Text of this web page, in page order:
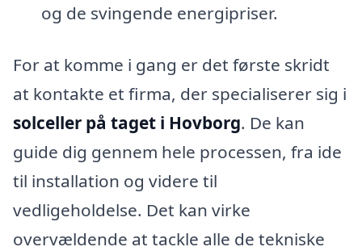
og de svingende energipriser.
For at komme i gang er det første skridt
at kontakte et firma, der specialiserer sig i
solceller på taget i Hovborg. De kan
guide dig gennem hele processen, fra ide
til installation og videre til
vedligeholdelse. Det kan virke
overvældende at tackle alle de tekniske